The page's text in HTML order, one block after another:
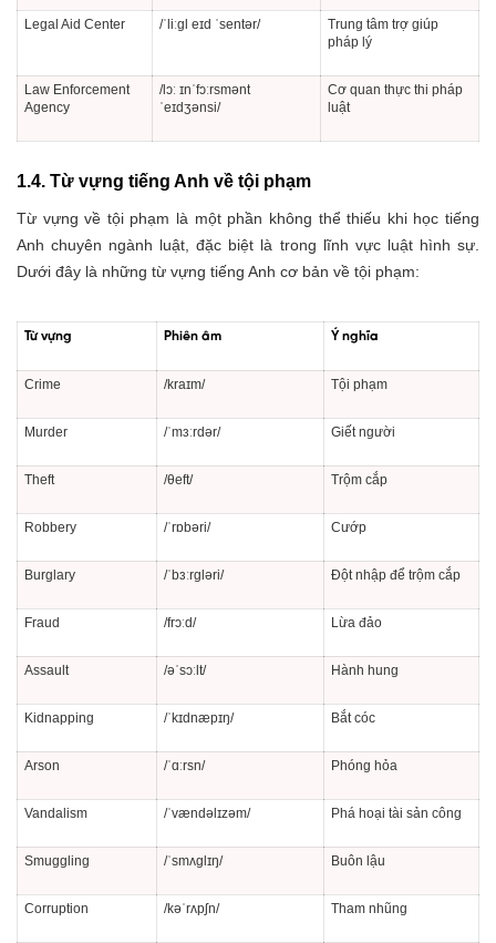
Legal Aid Center /ˈliːɡl eɪd ˈsentər/
Trung tâm trợ giúp
pháp lý
Law Enforcement
Agency
/lɔː ɪnˈfɔːrsmənt
ˈeɪdʒənsi/
Cơ quan thực thi pháp
luật
1.4. Từ vựng tiếng Anh về tội phạm
Từ vựng về tội phạm là một phần không thể thiếu khi học tiếng
Anh chuyên ngành luật, đặc biệt là trong lĩnh vực luật hình sự.
Dưới đây là những từ vựng tiếng Anh cơ bản về tội phạm:
Từ vựng Phiên âm Ý nghĩa
Crime /kraɪm/ Tội phạm
Murder /ˈmɜːrdər/ Giết người
Theft /θeft/ Trộm cắp
Robbery /ˈrɒbəri/ Cướp
Burglary /ˈbɜːrɡləri/ Đột nhập để trộm cắp
Fraud /frɔːd/ Lừa đảo
Assault /əˈsɔːlt/ Hành hung
Kidnapping /ˈkɪdnæpɪŋ/ Bắt cóc
Arson /ˈɑːrsn/ Phóng hỏa
Vandalism /ˈvændəlɪzəm/ Phá hoại tài sản công
Smuggling /ˈsmʌɡlɪŋ/ Buôn lậu
Corruption /kəˈrʌpʃn/ Tham nhũng